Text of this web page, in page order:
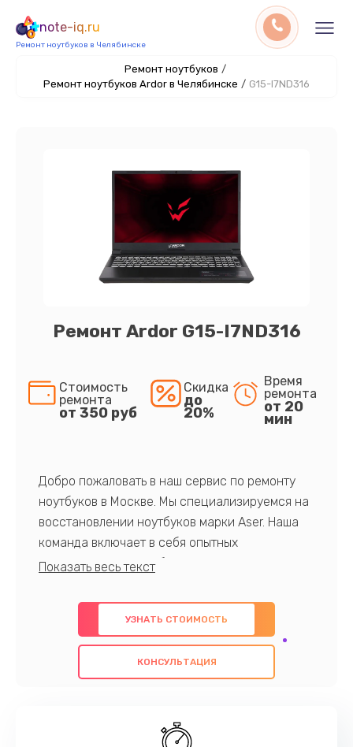
note-iq.ru
Ремонт ноутбуков в Челябинске
Ремонт ноутбуков /
Ремонт ноутбуков Ardor в Челябинске / G15-I7ND316
Ремонт Ardor G15-I7ND316
Стоимость
ремонта
от 350 руб
Скидка
до
20%
Время
ремонта
от 20
мин
Добро пожаловать в наш сервис по ремонту
ноутбуков в Москве. Мы специализируемся на
восстановлении ноутбуков марки Aser. Наша
команда включает в себя опытных
профессионалов с обширными знаниями и
предлагаем быстрый и качественный ремонт с
использованием оригинальных компонентов, а
также гарантируем качество всех
проведенных работ. Наша цель - предоставить
наилучшим образом. Не медлите записаться на
УЗНАТЬ СТОИМОСТЬ
КОНСУЛЬТАЦИЯ